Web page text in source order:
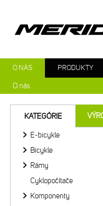
KATEGÓRIE
E-bicykle
Bicykle
Rámy
Cyklopočítače
Komponenty
O NÁS
O nás
PRODUKTY